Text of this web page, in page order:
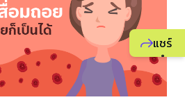
แชร์
แนะนำ
ธุรกิจ
ยูไลฟ์